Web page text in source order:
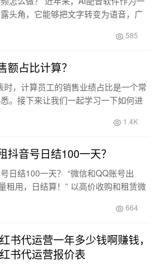
头角，它能够把文字转变为语音，广
585
额占比计算？
，计算员工的销售业绩占比是一个常
。接下来让我们一起学习一下如何进
1.4K
抖音号日结100一天？
日结100一天？ “微信和QQ账号出
租用，日结算！” 以高价收购和租赁微
664
书代运营一年多少钱啊赚钱，
书代运营报价表